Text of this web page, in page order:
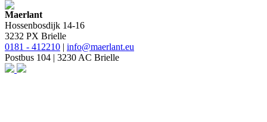
Maerlant
Hossenbosdijk 14-16
3232 PX Brielle
0181 - 412210 | info@maerlant.eu
Postbus 104 | 3230 AC Brielle